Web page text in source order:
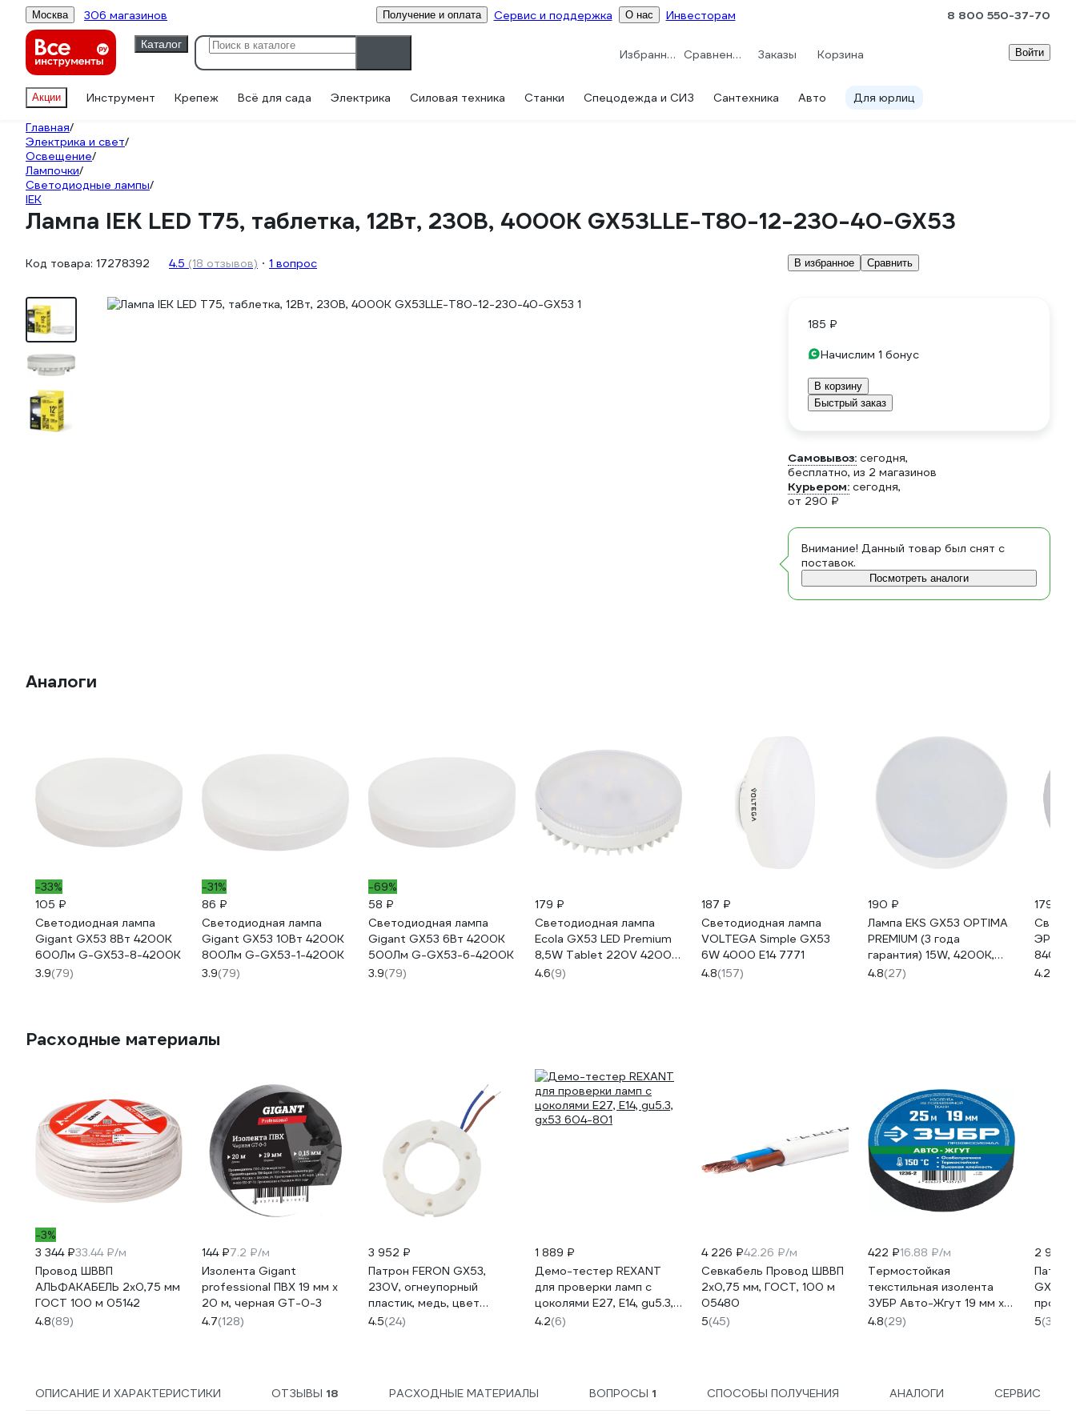
Москва 306 магазинов Получение и оплата Сервис и поддержка О нас Инвесторам 8 800 550-37-70
Каталог
Избранное Сравнение Заказы Корзина Войти
Акции Инструмент Крепеж Всё для сада Электрика Силовая техника Станки Спецодежда и СИЗ Сантехника Авто Для юрлиц
Главная/
Электрика и свет/
Освещение/
Лампочки/
Светодиодные лампы/
IEK
Лампа IEK LED T75, таблетка, 12Вт, 230В, 4000К GX53LLE-T80-12-230-40-GX53
Код товара: 17278392 4.5 (18 отзывов) 1 вопрос В избранное Сравнить
185 ₽
Начислим 1 бонус
В корзину
Быстрый заказ
Самовывоз: сегодня,
бесплатно, из 2 магазинов
Курьером: сегодня,
от 290 ₽
Внимание! Данный товар был снят с
поставок.
Посмотреть аналоги
Аналоги
-33%
105 ₽
Светодиодная лампа
Gigant GX53 8Вт 4200K
600Лм G-GX53-8-4200K
3.9(79)
-31%
86 ₽
Светодиодная лампа
Gigant GX53 10Вт 4200K
800Лм G-GX53-1-4200K
3.9(79)
-69%
58 ₽
Светодиодная лампа
Gigant GX53 6Вт 4200K
500Лм G-GX53-6-4200K
3.9(79)
179 ₽
Светодиодная лампа
Ecola GX53 LED Premium
8,5W Tablet 220V 4200K
прозрачная 27x75
4.6(9)
187 ₽
Светодиодная лампа
VOLTEGA Simple GX53
6W 4000 E14 7771
4.8(157)
190 ₽
Лампа EKS GX53 OPTIMA
PREMIUM (3 года
гарантия) 15W, 4200K,
1350Лм, 0У-00000483
4.8(27)
179 ₽
ЭРА
840-
4.2
Расходные материалы
-3%
3 344 ₽33.44 ₽/м
Провод ШВВП
АЛЬФАКАБЕЛЬ 2х0,75 мм
ГОСТ 100 м 05142
4.8(89)
144 ₽7.2 ₽/м
Изолента Gigant
professional ПВХ 19 мм х
20 м, черная GT-0-3
4.7(128)
3 952 ₽
Патрон FERON GX53,
230V, огнеупорный
пластик, медь, цвет
белый, размер 75х10мм
4.5(24)
1 889 ₽
Демо-тестер REXANT
для проверки ламп с
цоколями Е27, Е14, gu5.3,
gx53 604-801
4.2(6)
4 226 ₽42.26 ₽/м
Севкабель Провод ШВВП
2х0,75 мм, ГОСТ, 100 м
05480
5(45)
422 ₽16.88 ₽/м
Термостойкая
текстильная изолента
ЗУБР Авто-Жгут 19 мм х
25 м 1236-2
4.8(29)
2 992
Патрон
GX53
5(3)
ОПИСАНИЕ И ХАРАКТЕРИСТИКИ ОТЗЫВЫ 18 РАСХОДНЫЕ МАТЕРИАЛЫ ВОПРОСЫ 1 СПОСОБЫ ПОЛУЧЕНИЯ АНАЛОГИ СЕРВИС